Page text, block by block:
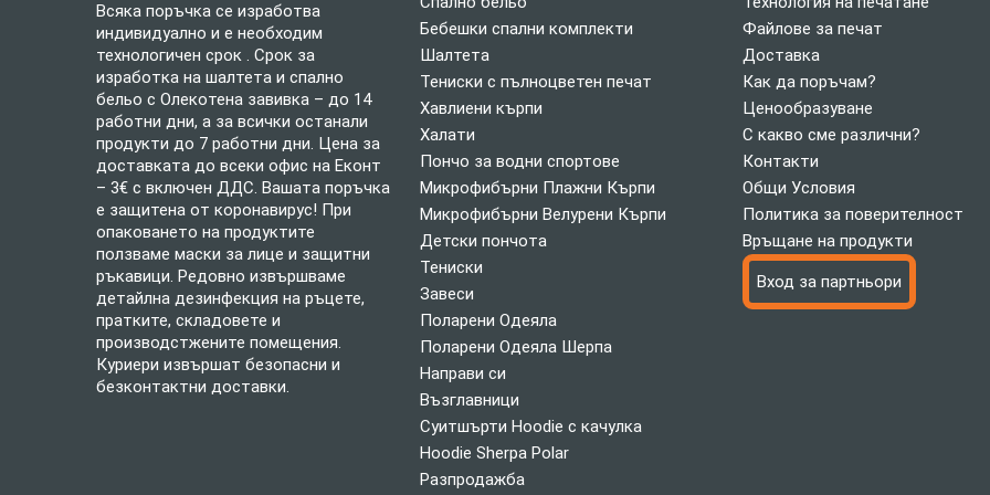
Всяка поръчка се изработва
индивидуално и е необходим
технологичен срок . Срок за
изработка на шалтета и спално
бельо с Олекотена завивка – до 14
работни дни, а за всички останали
продукти до 7 работни дни. Цена за
доставката до всеки офис на Еконт
– 3€ с включен ДДС. Вашата поръчка
е защитена от коронавирус! При
опаковането на продуктите
ползваме маски за лице и защитни
ръкавици. Редовно извършваме
детайлна дезинфекция на ръцете,
пратките, складовете и
производстжените помещения.
Куриери извършат безопасни и
безконтактни доставки.
Бебешки спални комплекти
Шалтета
Тениски с пълноцветен печат
Хавлиени кърпи
Халати
Пончо за водни спортове
Микрофибърни Плажни Кърпи
Микрофибърни Велурени Кърпи
Детски пончота
Тениски
Завеси
Поларени Одеяла
Поларени Одеяла Шерпа
Направи си
Възглавници
Суитшърти Hoodie с качулка
Hoodie Sherpa Polar
Разпродажба
Файлове за печат
Доставка
Как да поръчам?
Ценообразуване
С какво сме различни?
Контакти
Общи Условия
Политика за поверителност
Връщане на продукти
Вход за партньори